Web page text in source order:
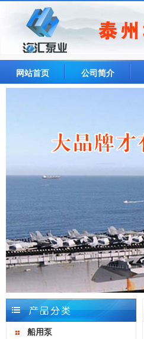
网站首页 公司简介
船用泵